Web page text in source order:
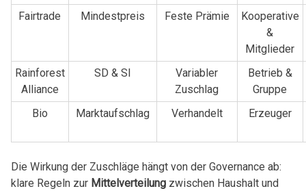
Fairtrade
Mindestpreis Feste Prämie
Kooperative
&
Mitglieder
Rainforest
Alliance
SD & SI
Variabler
Zuschlag
Betrieb &
Gruppe
Bio
Marktaufschlag Verhandelt Erzeuger
Die Wirkung der Zuschläge hängt von der Governance ab:
klare Regeln zur Mittelverteilungzwischen Haushalt und